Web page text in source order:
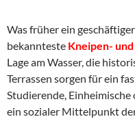
Was früher ein
bekannteste Kneipen-
Lage am Wasser, die
Terrassen sorgen für ein
Studierende,
ein sozialer Mittelpunkt